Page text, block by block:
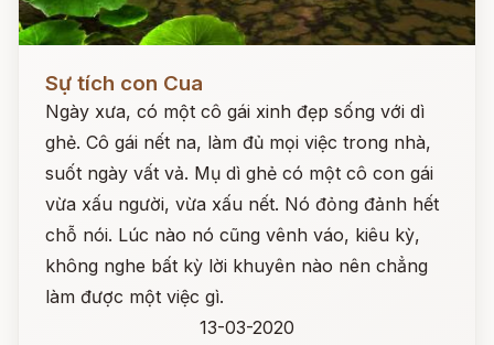
Sự tích con Cua
Ngày xưa, có một cô gái xinh đẹp sống với dì
ghẻ. Cô gái nết na, làm đủ mọi việc trong nhà,
suốt ngày vất vả. Mụ dì ghẻ có một cô con gái
vừa xấu người, vừa xấu nết. Nó đỏng đảnh hết
chỗ nói. Lúc nào nó cũng vênh váo, kiêu kỳ,
không nghe bất kỳ lời khuyên nào nên chẳng
làm được một việc gì.
13-03-2020